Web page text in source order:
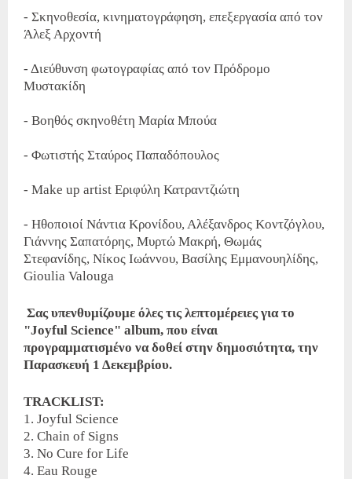
- Σκηνοθεσία, κινηματογράφηση, επεξεργασία από τον
Άλεξ Αρχοντή
- Διεύθυνση φωτογραφίας από τον Πρόδρομο
Μυστακίδη
- Βοηθός σκηνοθέτη Μαρία Μπούα
- Φωτιστής Σταύρος Παπαδόπουλος
- Make up artist Εριφύλη Κατραντζιώτη
- Ηθοποιοί Νάντια Κρονίδου, Αλέξανδρος Κοντζόγλου,
Γιάννης Σαπατόρης, Μυρτώ Μακρή, Θωμάς
Στεφανίδης, Νίκος Ιωάννου, Βασίλης Εμμανουηλίδης,
Gioulia Valouga
Σας υπενθυμίζουμε όλες τις λεπτομέρειες για το
"Joyful Science" album, που είναι
προγραμματισμένο να δοθεί στην δημοσιότητα, την
Παρασκευή 1 Δεκεμβρίου.
TRACKLIST:
1. Joyful Science
2. Chain of Signs
3. No Cure for Life
4. Eau Rouge